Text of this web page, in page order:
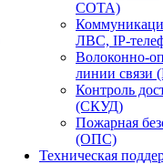
СОТА)
ЛВС, IP-
Волоконно-
линии
Контроль
(СКУД)
Пожарная
(ОПС)
Техническая